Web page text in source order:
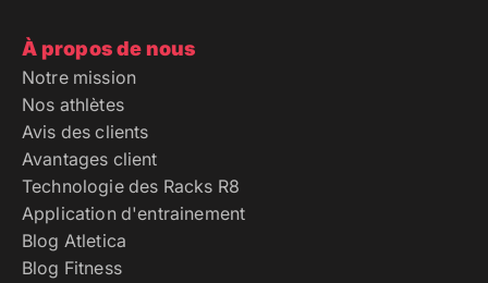
À propos de nous
Notre mission
Nos athlètes
Avis des clients
Avantages client
Technologie des Racks R8
Application d'entrainement
Blog Atletica
Blog Fitness